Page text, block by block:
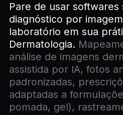
Pare de usar softwares
diagnóstico por
laboratório em sua
Dermatologia.
análise de imagens
assistida por IA, fotos
padronizadas,
adaptadas a
pomada, gel),